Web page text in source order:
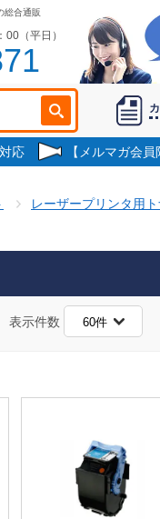
総合通販
（平日）
応 【メルマガ会
レーザープリンタ用
表示件数